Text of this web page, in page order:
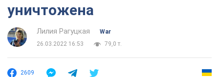
уничтожена
Лилия Рагуцкая
War
26.03.2022 16:53
79,0 т.
2609